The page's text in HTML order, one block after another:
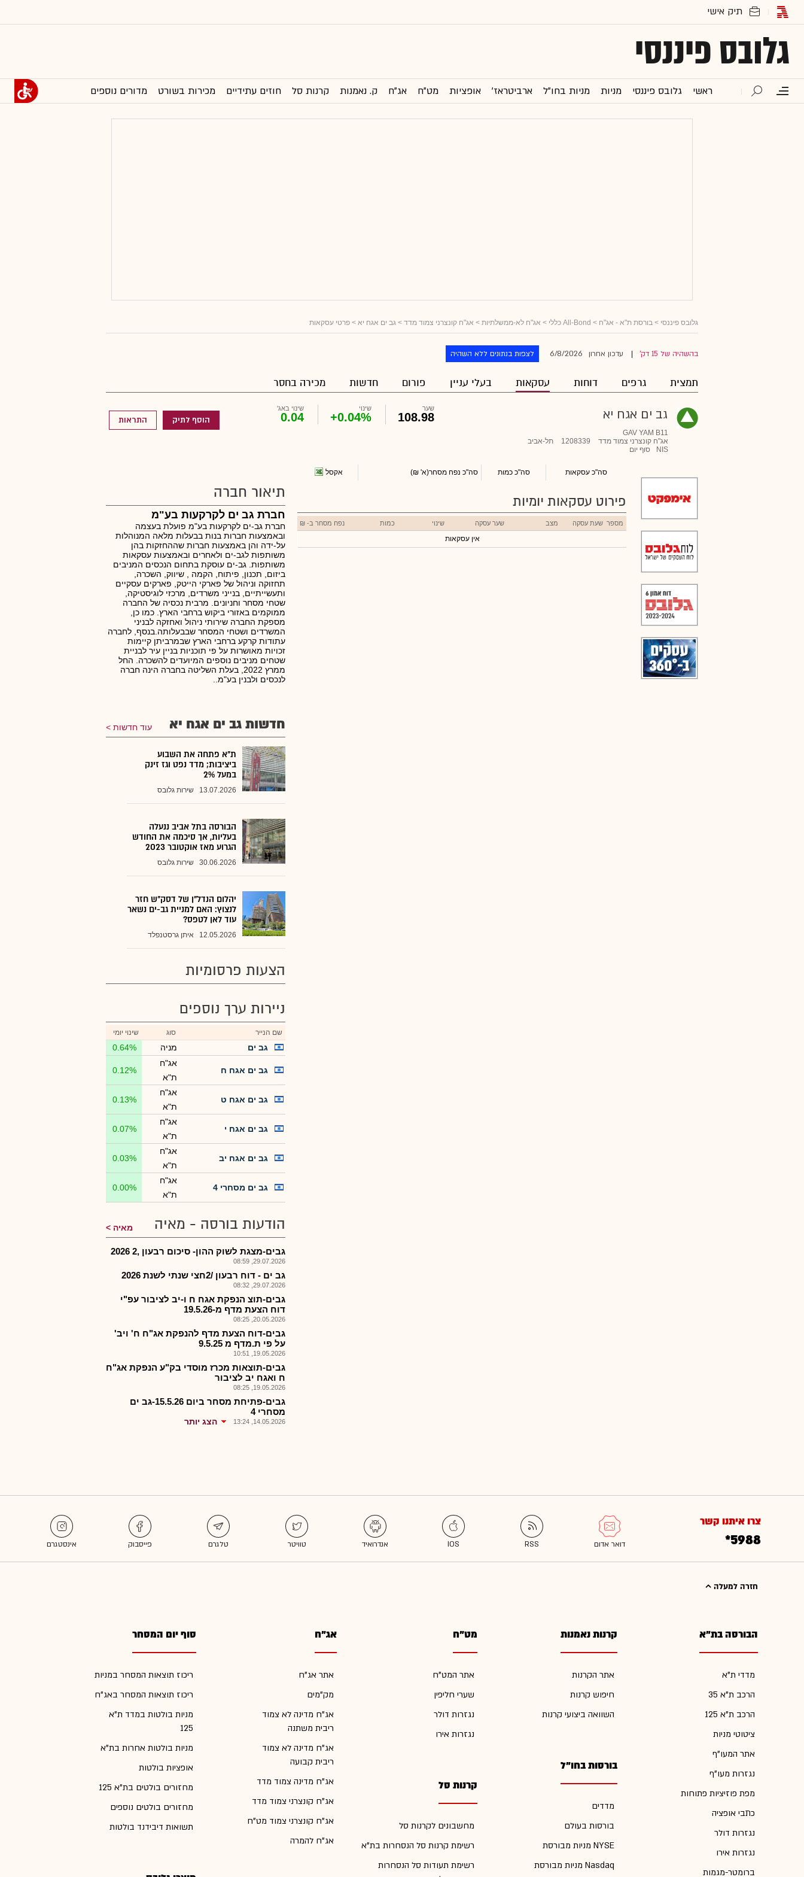
גלובס פיננסי
ראשי גלובס פיננסי מניות מניות בחו"ל ארביטראז' אופציות מט"ח אג"ח ק. נאמנות קרנות סל חוזים עתידיים מכירות בשורט מדורים נוספים
גלובס פיננסי > בורסת ת"א - אג"ח > All-Bond כללי > אג"ח לא-ממשלתיות > אג"ח קונצרני צמוד מדד > גב ים אגח יא > פרטי עסקאות
בהשהיה של 15 דק' עדכון אחרון 6/8/2026 לצפות בנתונים ללא השהיה
תמצית גרפים דוחות עסקאות בעלי עניין פורום חדשות מכירה בחסר
גב ים אגח יא
GAV YAM B11
אג"ח קונצרני צמוד מדד
1208339
תל-אביב
NIS
סוף יום
שער
108.98
שינוי
+0.04%
שינוי באג'
0.04 הוסף לתיק התראות
סה"כ עסקאות סה"כ כמות סה"כ נפח מסחר(א' ₪) אקסל
פירוט עסקאות יומיות
מספר שעת עסקה מצב שער עסקה שינוי כמות נפח מסחר ב- ₪
אין עסקאות
תיאור חברה
חברת גב ים לקרקעות בע"מ
חברת גב-ים לקרקעות בע"מ פועלת בעצמה
ובאמצעות חברות בנות בבעלות מלאה המנוהלות
על-ידה והן באמצעות חברות שההחזקות בהן
משותפות לגב-ים ולאחרים ובאמצעות עסקאות
משותפות. גב-ים עוסקת בתחום הנכסים המניבים
ביזום, תכנון, פיתוח, הקמה , שיווק, השכרה,
תחזוקה וניהול של פארקי הייטק, פארקים עסקיים
ותעשייתיים, בנייני משרדים, מרכזי לוגיסטיקה,
שטחי מסחר וחניונים. מרבית נכסיה של החברה
ממוקמים באזורי ביקוש ברחבי הארץ. כמו כן,
מספקת החברה שירותי ניהול ואחזקה לבניני
המשרדים ושטחי המסחר שבבעלותה.בנסף, לחברה
עתודות קרקע ברחבי הארץ שבמרביתן קיימות
זכויות מאושרות על פי תוכניות בניין עיר לבניית
שטחים מניבים נוספים המיועדים להשכרה. החל
ממרץ 2022, בעלת השליטה בחברה הינה חברה
לנכסים ולבנין בע"מ..
חדשות גב ים אגח יא עוד חדשות
ת"א פתחה את השבוע
ביציבות; מדד נפט וגז זינק
במעל 2%
13.07.2026 שירות גלובס
הבורסה בתל אביב ננעלה
בעליות, אך סיכמה את החודש
הגרוע מאז אוקטובר 2023
30.06.2026 שירות גלובס
יהלום הנדל"ן של דסק"ש חזר
לנצוץ: האם למניית גב-ים נשאר
עוד לאן לטפס?
12.05.2026 איתן גרסטנפלד
הצעות פרסומיות
ניירות ערך נוספים
שם הנייר סוג שינוי יומי
גב ים מניה 0.64%
גב ים אגח ח
אג"ח
ת"א
0.12%
גב ים אגח ט
אג"ח
ת"א
0.13%
גב ים אגח י
אג"ח
ת"א
0.07%
גב ים אגח יב
אג"ח
ת"א
0.03%
גב ים מסחרי 4
אג"ח
ת"א
0.00%
הודעות בורסה - מאיה מאיה
גבים-מצגת לשוק ההון- סיכום רבעון ,2 2026
29.07.2026, 08:59
גב ים - דוח רבעון /2חצי שנתי לשנת 2026
29.07.2026, 08:32
גבים-תוצ הנפקת אגח ח ו-יב לציבור עפ"י
דוח הצעת מדף מ-19.5.26
20.05.2026, 08:25
גבים-דוח הצעת מדף להנפקת אג"ח ח' ויב'
על פי ת.מדף מ 9.5.25
19.05.2026, 10:51
גבים-תוצאות מכרז מוסדי בק"ע הנפקת אג"ח
ח ואגח יב לציבור
19.05.2026, 08:25
גבים-פתיחת מסחר ביום 15.5.26-גב ים
מסחרי 4
14.05.2026, 13:24 הצג יותר
צרו איתנו קשר
*5988
חזרה למעלה
הבורסה בת"א
מדדי ת"א
הרכב ת"א 35
הרכב ת"א 125
ציטוטי מניות
אתר המעו"ף
נגזרות מעו"ף
מפת פוזיציות פתוחות
כתבי אופציה
נגזרות דולר
נגזרות אירו
ברומטר-מגמות
קרנות נאמנות
אתר הקרנות
חיפוש קרנות
השוואה ביצועי קרנות
בורסות בחו"ל
מדדים
בורסות בעולם
מניות מבורסת NYSE
מניות מבורסת Nasdaq
מט"ח
אתר המט"ח
שערי חליפין
נגזרות דולר
נגזרות אירו
קרנות סל
מחשבונים לקרנות סל
רשימת קרנות סל הנסחרות בת"א
רשימת תעודות סל הנסחרות
אג"ח
אתר אג"ח
מק"מים
אג"ח מדינה לא צמוד
ריבית משתנה
אג"ח מדינה לא צמוד
ריבית קבועה
אג"ח מדינה צמוד מדד
אג"ח קונצרני צמוד מדד
אג"ח קונצרני צמוד מט"ח
אג"ח להמרה
סוף יום המסחר
ריכוז תוצאות המסחר במניות
ריכוז תוצאות המסחר באג"ח
מניות בולטות במדד ת"א
125
מניות בולטות אחרות בת"א
אופציות בולטות
מחזורים בולטים בת"א 125
מחזורים בולטים נוספים
תשואות דיבידנד בולטות